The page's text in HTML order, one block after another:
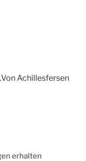
Achillesfersen
erhalten